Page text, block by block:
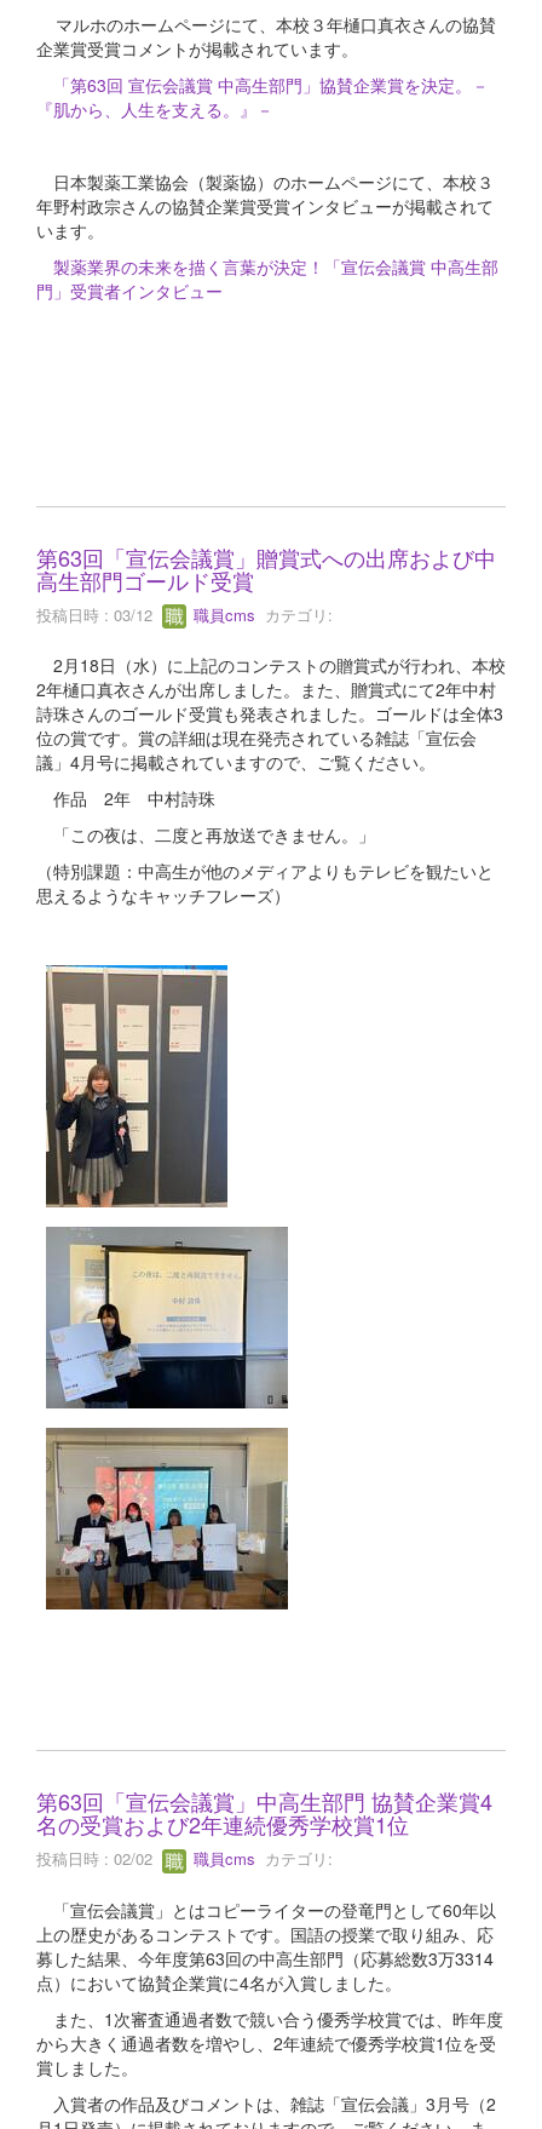
マルホのホームページにて、本校３年樋口真衣さんの協賛
企業賞受賞コメントが掲載されています。
「第63回 宣伝会議賞 中高生部門」協賛企業賞を決定。－
『肌から、人生を支える。』－
日本製薬工業協会（製薬協）のホームページにて、本校３
年野村政宗さんの協賛企業賞受賞インタビューが掲載されて
います。
製薬業界の未来を描く言葉が決定！「宣伝会議賞 中高生部
門」受賞者インタビュー
第63回「宣伝会議賞」贈賞式への出席および中
高生部門ゴールド受賞
投稿日時 : 03/12 職員cms カテゴリ:
2月18日（水）に上記のコンテストの贈賞式が行われ、本校
2年樋口真衣さんが出席しました。また、贈賞式にて2年中村
詩珠さんのゴールド受賞も発表されました。ゴールドは全体3
位の賞です。賞の詳細は現在発売されている雑誌「宣伝会
議」4月号に掲載されていますので、ご覧ください。
作品 2年 中村詩珠
「この夜は、二度と再放送できません。」
（特別課題：中高生が他のメディアよりもテレビを観たいと
思えるようなキャッチフレーズ）
第63回「宣伝会議賞」中高生部門 協賛企業賞4
名の受賞および2年連続優秀学校賞1位
投稿日時 : 02/02 職員cms カテゴリ:
「宣伝会議賞」とはコピーライターの登竜門として60年以
上の歴史があるコンテストです。国語の授業で取り組み、応
募した結果、今年度第63回の中高生部門（応募総数3万3314
点）において協賛企業賞に4名が入賞しました。
また、1次審査通過者数で競い合う優秀学校賞では、昨年度
から大きく通過者数を増やし、2年連続で優秀学校賞1位を受
賞しました。
入賞者の作品及びコメントは、雑誌「宣伝会議」3月号（2